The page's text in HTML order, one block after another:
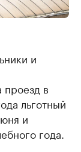
и
проезд в
льготный
и
года.